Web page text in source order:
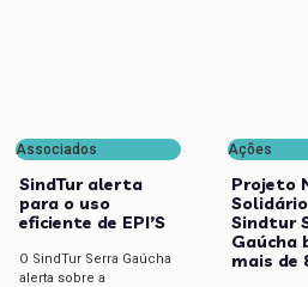
Associados
SindTur alerta
para o uso
eficiente de EPI’S
O SindTur Serra Gaúcha
alerta sobre a
Ações
Projeto
Sindtur
Gaúcha
mais de